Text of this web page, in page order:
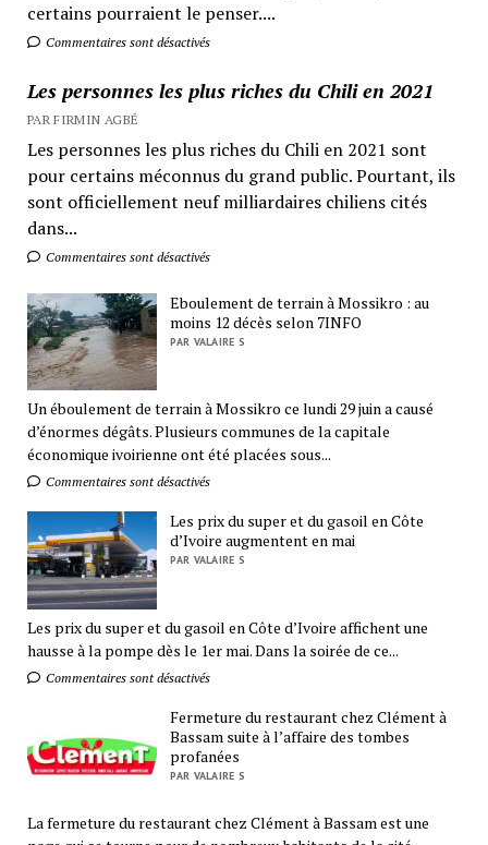
certains pourraient le penser....
Commentaires sont désactivés
Les personnes les plus riches du Chili en 2021
PAR FIRMIN AGBÉ
Les personnes les plus riches du Chili en 2021 sont
pour certains méconnus du grand public. Pourtant, ils
sont officiellement neuf milliardaires chiliens cités
dans...
Commentaires sont désactivés
Eboulement de terrain à Mossikro : au
moins 12 décès selon 7INFO
PAR VALAIRE S
Un éboulement de terrain à Mossikro ce lundi 29 juin a causé
d’énormes dégâts. Plusieurs communes de la capitale
économique ivoirienne ont été placées sous...
Commentaires sont désactivés
Les prix du super et du gasoil en Côte
d’Ivoire augmentent en mai
PAR VALAIRE S
Les prix du super et du gasoil en Côte d’Ivoire affichent une
hausse à la pompe dès le 1er mai. Dans la soirée de ce...
Commentaires sont désactivés
Fermeture du restaurant chez Clément à
Bassam suite à l’affaire des tombes
profanées
PAR VALAIRE S
La fermeture du restaurant chez Clément à Bassam est une